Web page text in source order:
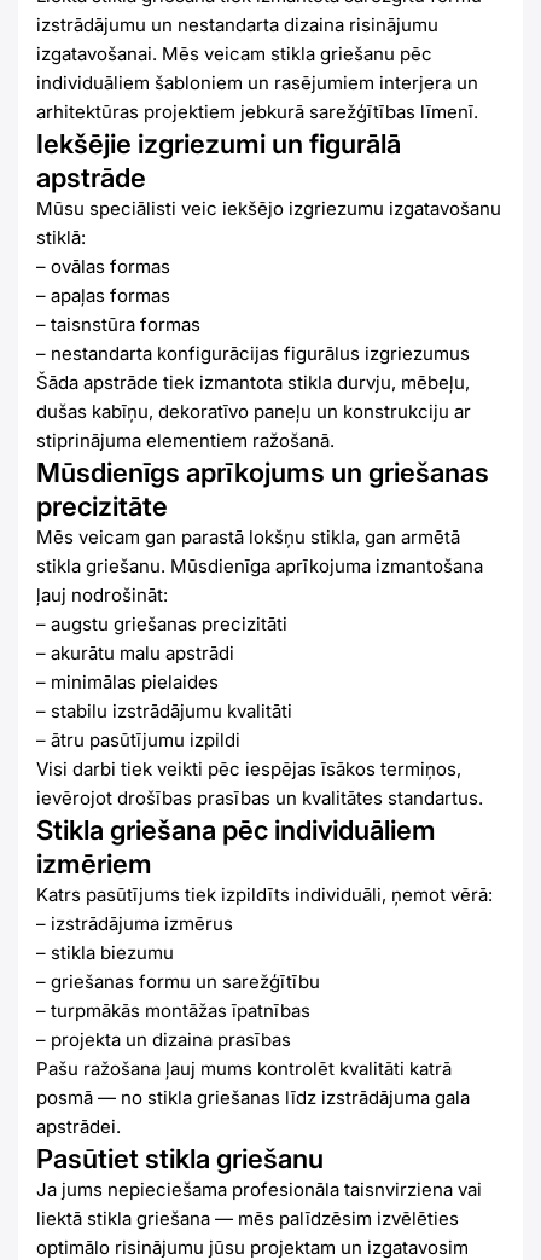
izstrādājumu un nestandarta dizaina risinājumu
izgatavošanai. Mēs veicam stikla griešanu pēc
individuāliem šabloniem un rasējumiem interjera un
arhitektūras projektiem jebkurā sarežģītības līmenī.
Iekšējie izgriezumi un figurālā
apstrāde
Mūsu speciālisti veic iekšējo izgriezumu izgatavošanu
stiklā:
– ovālas formas
– apaļas formas
– taisnstūra formas
– nestandarta konfigurācijas figurālus izgriezumus
Šāda apstrāde tiek izmantota stikla durvju, mēbeļu,
dušas kabīņu, dekoratīvo paneļu un konstrukciju ar
stiprinājuma elementiem ražošanā.
Mūsdienīgs aprīkojums un griešanas
precizitāte
Mēs veicam gan parastā lokšņu stikla, gan armētā
stikla griešanu. Mūsdienīga aprīkojuma izmantošana
ļauj nodrošināt:
– augstu griešanas precizitāti
– akurātu malu apstrādi
– minimālas pielaides
– stabilu izstrādājumu kvalitāti
– ātru pasūtījumu izpildi
Visi darbi tiek veikti pēc iespējas īsākos termiņos,
ievērojot drošības prasības un kvalitātes standartus.
Stikla griešana pēc individuāliem
izmēriem
Katrs pasūtījums tiek izpildīts individuāli, ņemot vērā:
– izstrādājuma izmērus
– stikla biezumu
– griešanas formu un sarežģītību
– turpmākās montāžas īpatnības
– projekta un dizaina prasības
Pašu ražošana ļauj mums kontrolēt kvalitāti katrā
posmā — no stikla griešanas līdz izstrādājuma gala
apstrādei.
Pasūtiet stikla griešanu
Ja jums nepieciešama profesionāla taisnvirziena vai
liektā stikla griešana — mēs palīdzēsim izvēlēties
optimālo risinājumu jūsu projektam un izgatavosim